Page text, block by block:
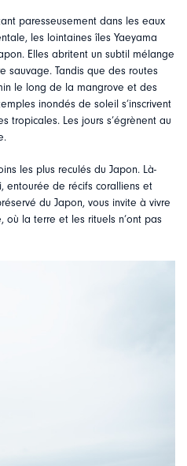
paresseusement dans les eaux
les lointaines îles Yaeyama
Elles abritent un subtil mélange
sauvage. Tandis que des routes
le long de la mangrove et des
inondés de soleil s’inscrivent
tropicales. Les jours s’égrènent au
les plus reculés du Japon. Là-
entourée de récifs coralliens et
du Japon, vous invite à vivre
où la terre et les rituels n’ont pas